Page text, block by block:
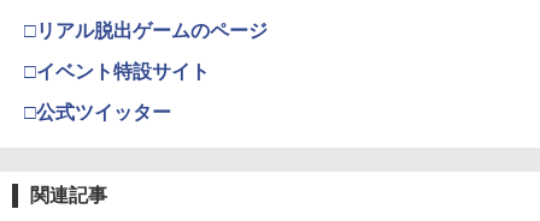
□リアル脱出ゲームのページ
□イベント特設サイト
□公式ツイッター
関連記事